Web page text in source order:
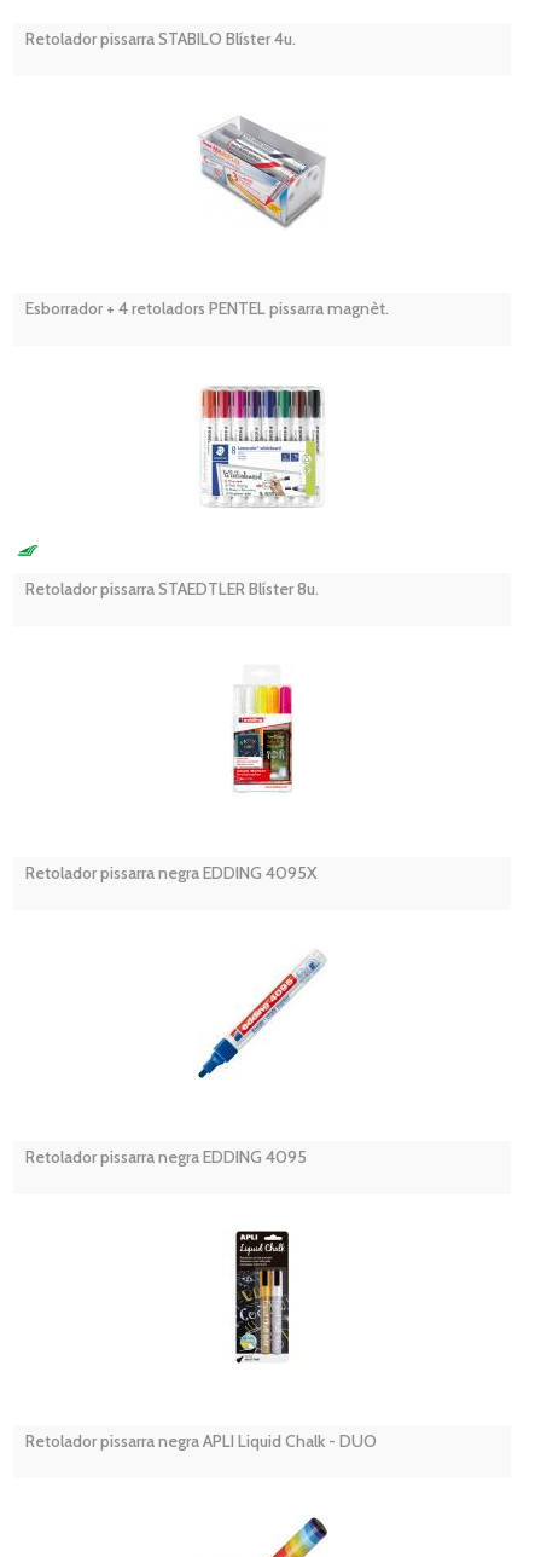
Retolador pissarra STABILO Blíster 4u.
Esborrador + 4 retoladors PENTEL pissarra magnèt.
Retolador pissarra STAEDTLER Blíster 8u.
Retolador pissarra negra EDDING 4095X
Retolador pissarra negra EDDING 4095
Retolador pissarra negra APLI Liquid Chalk - DUO